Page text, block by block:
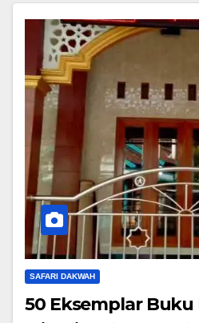
SAFARI DAKWAH
50 Eksemplar